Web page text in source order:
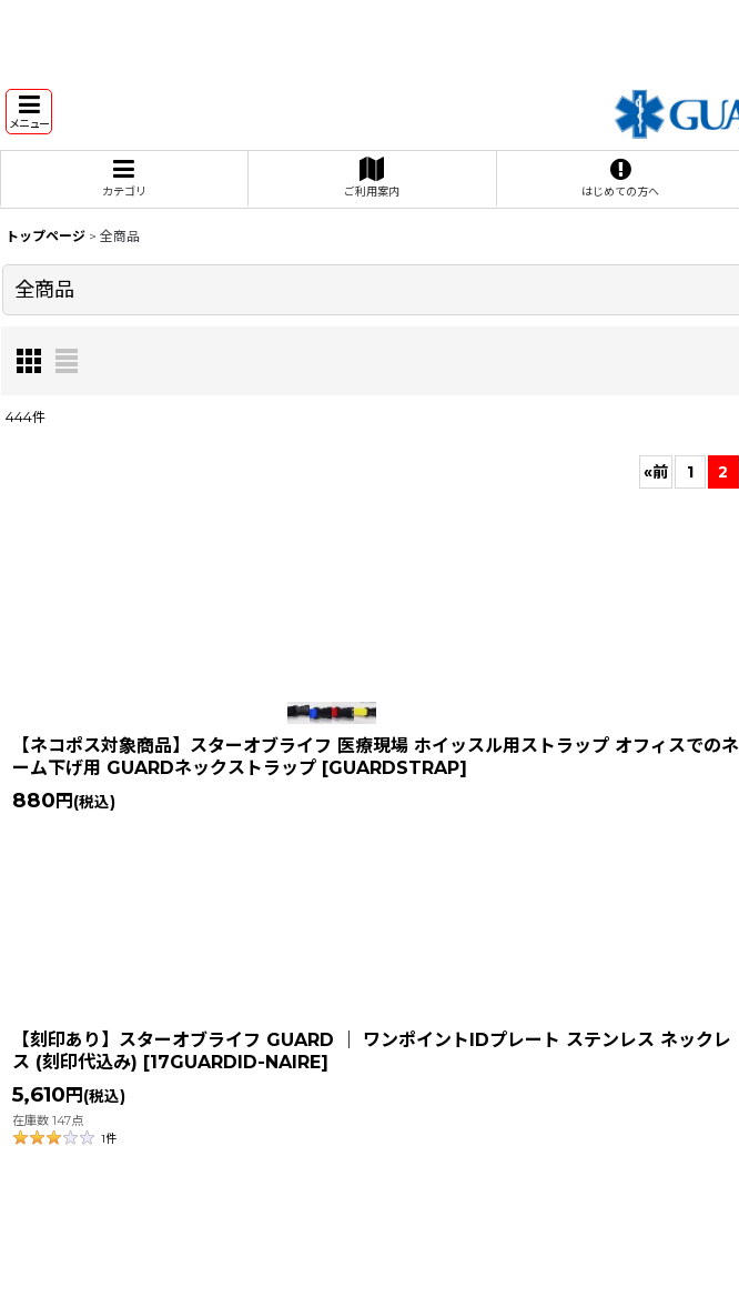
メニュー
カテゴリ ご利用案内 はじめての方へ
トップページ > 全商品
全商品
444件
«前 1 2
【ネコポス対象商品】スターオブライフ 医療現場 ホイッスル用ストラップ オフィスでのネ
ーム下げ用 GUARDネックストラップ [GUARDSTRAP]
880 円 (税込)
【刻印あり】スターオブライフ GUARD ｜ ワンポイントIDプレート ステンレス ネックレ
ス (刻印代込み) [17GUARDID-NAIRE]
5,610 円 (税込)
在庫数 147点
1件